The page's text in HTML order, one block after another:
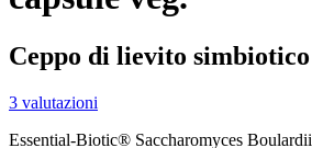
Ceppo di lievito simbiotico
3 valutazioni
Essential-Biotic® Saccharomyces Boulardii